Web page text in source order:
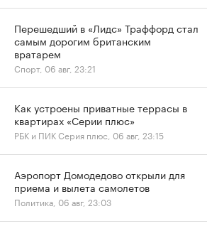
Перешедший в «Лидс» Траффорд стал
самым дорогим британским
вратарем
Спорт, 06 авг, 23:21
Как устроены приватные террасы в
квартирах «Серии плюс»
РБК и ПИК Серия плюс, 06 авг, 23:15
Аэропорт Домодедово открыли для
приема и вылета самолетов
Политика, 06 авг, 23:03